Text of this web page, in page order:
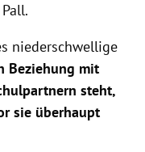
niederschwellige
Beziehung mit
steht,
sie überhaupt